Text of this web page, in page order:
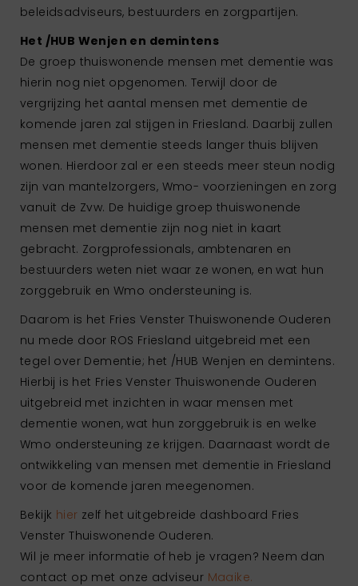
beleidsadviseurs, bestuurders en zorgpartijen.
Het /HUB Wenjen en demintens
De groep thuiswonende mensen met dementie was
hierin nog niet opgenomen. Terwijl door de
vergrijzing het aantal mensen met dementie de
komende jaren zal stijgen in Friesland. Daarbij zullen
mensen met dementie steeds langer thuis blijven
wonen. Hierdoor zal er een steeds meer steun nodig
zijn van mantelzorgers, Wmo- voorzieningen en zorg
vanuit de Zvw. De huidige groep thuiswonende
mensen met dementie zijn nog niet in kaart
gebracht. Zorgprofessionals, ambtenaren en
bestuurders weten niet waar ze wonen, en wat hun
zorggebruik en Wmo ondersteuning is.
Daarom is het Fries Venster Thuiswonende Ouderen
nu mede door ROS Friesland uitgebreid met een
tegel over Dementie; het /HUB Wenjen en demintens.
Hierbij is het Fries Venster Thuiswonende Ouderen
uitgebreid met inzichten in waar mensen met
dementie wonen, wat hun zorggebruik is en welke
Wmo ondersteuning ze krijgen. Daarnaast wordt de
ontwikkeling van mensen met dementie in Friesland
voor de komende jaren meegenomen.
Bekijk hier zelf het uitgebreide dashboard Fries
Venster Thuiswonende Ouderen.
Wil je meer informatie of heb je vragen? Neem dan
contact op met onze adviseur Maaike.